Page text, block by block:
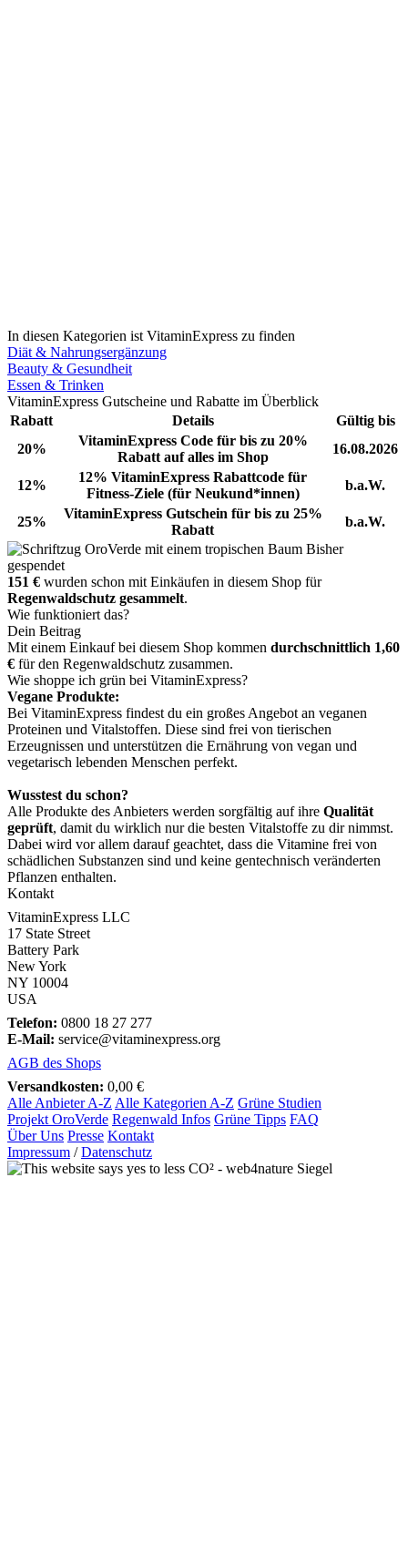
In diesen Kategorien ist VitaminExpress zu finden
Diät & Nahrungsergänzung
Beauty & Gesundheit
Essen & Trinken
VitaminExpress Gutscheine und Rabatte im Überblick
Rabatt
Details
Gültig bis
20%
VitaminExpress Code für bis zu 20%
Rabatt auf alles im Shop
16.08.2026
12%
12% VitaminExpress Rabattcode für
Fitness-Ziele (für Neukund*innen)
b.a.W.
25%
VitaminExpress Gutschein für bis zu 25%
Rabatt
b.a.W.
Bisher
gespendet
151 € wurden schon mit Einkäufen in diesem Shop für
Regenwaldschutz gesammelt.
Wie funktioniert das?
Dein Beitrag
Mit einem Einkauf bei diesem Shop kommen durchschnittlich 1,60
€ für den Regenwaldschutz zusammen.
Wie shoppe ich grün bei VitaminExpress?
Vegane Produkte:
Bei VitaminExpress findest du ein großes Angebot an veganen
Proteinen und Vitalstoffen. Diese sind frei von tierischen
Erzeugnissen und unterstützen die Ernährung von vegan und
vegetarisch lebenden Menschen perfekt.
Wusstest du schon?
Alle Produkte des Anbieters werden sorgfältig auf ihre Qualität
geprüft, damit du wirklich nur die besten Vitalstoffe zu dir nimmst.
Dabei wird vor allem darauf geachtet, dass die Vitamine frei von
schädlichen Substanzen sind und keine gentechnisch veränderten
Pflanzen enthalten.
Kontakt
VitaminExpress LLC
17 State Street
Battery Park
New York
NY 10004
USA
Telefon: 0800 18 27 277
E-Mail: service@vitaminexpress.org
AGB des Shops
Versandkosten: 0,00 €
Alle Anbieter A-Z Alle Kategorien A-Z Grüne Studien
Projekt OroVerde Regenwald Infos Grüne Tipps FAQ
Über Uns Presse Kontakt
Impressum /Datenschutz